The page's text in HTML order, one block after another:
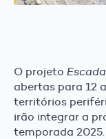
O projeto
abertas para 12
territórios
irão integrar a
temporada